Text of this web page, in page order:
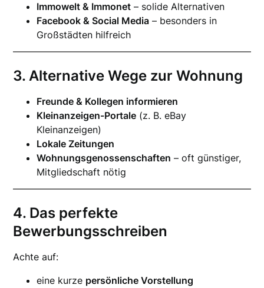
Immowelt & Immonet – solide Alternativen
Facebook & Social Media – besonders in
Großstädten hilfreich
3. Alternative Wege zur Wohnung
Freunde & Kollegen informieren
Kleinanzeigen-Portale (z. B. eBay
Kleinanzeigen)
Lokale Zeitungen
Wohnungsgenossenschaften – oft günstiger,
Mitgliedschaft nötig
4. Das perfekte
Bewerbungsschreiben
Achte auf:
eine kurze persönliche Vorstellung